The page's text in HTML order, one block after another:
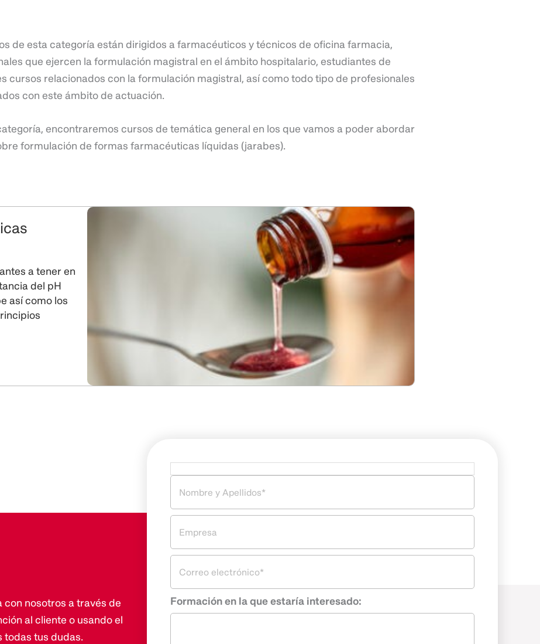
de esta categoría están dirigidos a farmacéuticos y técnicos de oficina farmacia,
que ejercen la formulación magistral en el ámbito hospitalario, estudiantes de
cursos relacionados con la formulación magistral, así como todo tipo de profesionales
con este ámbito de actuación.
encontraremos cursos de temática general en los que vamos a poder abordar
formulación de formas farmacéuticas líquidas (jarabes).
a tener en
del pH
así como los
nosotros a través de
al cliente o usando el
todas tus dudas.
Formación en la que estaría interesado: